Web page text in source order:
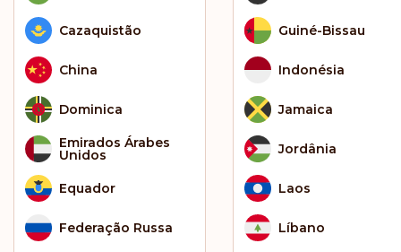
Cazaquistão
China
Dominica
Emirados Árabes
Unidos
Equador
Federação Russa
Guiné-Bissau
Indonésia
Jamaica
Jordânia
Laos
Líbano